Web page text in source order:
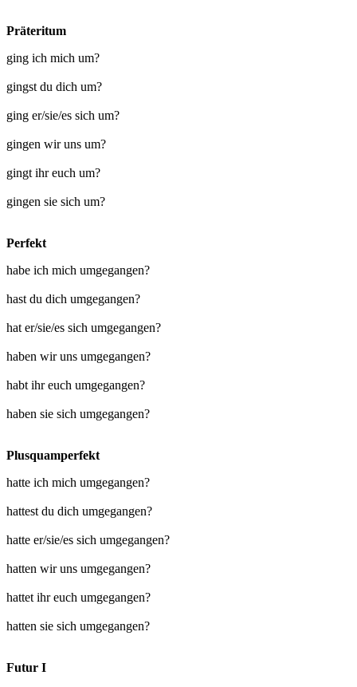
Präteritum
ging ich mich um?
gingst du dich um?
ging er/sie/es sich um?
gingen wir uns um?
gingt ihr euch um?
gingen sie sich um?
Perfekt
habe ich mich umgegangen?
hast du dich umgegangen?
hat er/sie/es sich umgegangen?
haben wir uns umgegangen?
habt ihr euch umgegangen?
haben sie sich umgegangen?
Plusquamperfekt
hatte ich mich umgegangen?
hattest du dich umgegangen?
hatte er/sie/es sich umgegangen?
hatten wir uns umgegangen?
hattet ihr euch umgegangen?
hatten sie sich umgegangen?
Futur I